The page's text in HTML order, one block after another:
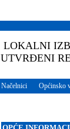
LOKALNI
UTVRĐENI
Načelnici Općinsko